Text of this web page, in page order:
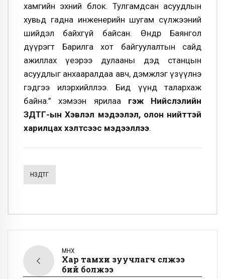
хамгийн эхний блок. Тулгамдсан асуудлын
хувьд гадна инженерийн шугам сүлжээний
шийдэл байхгүй байсан. Өнөөдөр Баянгол
дүүрэгт Барилга хот байгуулалтын сайд
ажиллах үеэрээ дулааны дэд станцын
асуудлыг анхааралдаа авч, дэмжлэг үзүүлнэ
гэдгээ илэрхийллээ. Бид үүнд талархаж
байна.” хэмээн ярилаа гэж Нийслэлийн
ЗДТГ-ын Хэвлэл мэдээлэл, олон нийттэй
харилцах хэлтсээс мэдээллээ.
НЗДТГ
ӨМНӨХ
Хар тамхи зуучлагч сүлжээ
бий болжээ